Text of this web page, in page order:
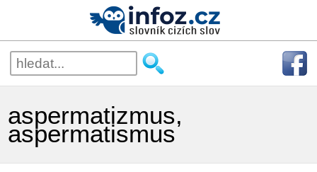
aspermatizmus,
aspermatismus